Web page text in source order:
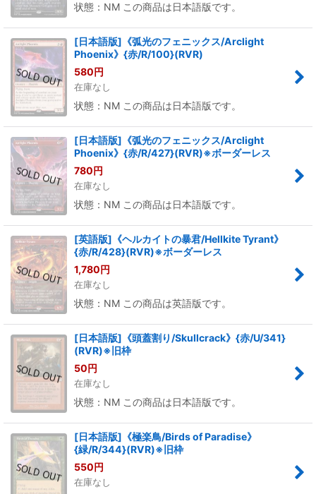
状態：NM この商品は日本語版です。
[日本語版]《弧光のフェニックス/Arclight
Phoenix》{赤/R/100}(RVR)
580円
在庫なし
状態：NM この商品は日本語版です。
[日本語版]《弧光のフェニックス/Arclight
Phoenix》{赤/R/427}(RVR)※ボーダーレス
780円
在庫なし
状態：NM この商品は日本語版です。
[英語版]《ヘルカイトの暴君/Hellkite Tyrant》
{赤/R/428}(RVR)※ボーダーレス
1,780円
在庫なし
状態：NM この商品は英語版です。
[日本語版]《頭蓋割り/Skullcrack》{赤/U/341}
(RVR)※旧枠
50円
在庫なし
状態：NM この商品は日本語版です。
[日本語版]《極楽鳥/Birds of Paradise》
{緑/R/344}(RVR)※旧枠
550円
在庫なし